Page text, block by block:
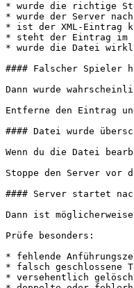
* wurde die richtige
* wurde der Server
* ist der XML-Eintrag
* steht der Eintrag im
* wurde die Datei
#### Falscher Spieler
Dann wurde
Entferne den Eintrag
#### Datei wurde
Wenn du die Datei
Stoppe den Server vor
#### Server startet
Dann ist
Prüfe besonders:
* fehlende
* falsch geschlossene
* versehentlich